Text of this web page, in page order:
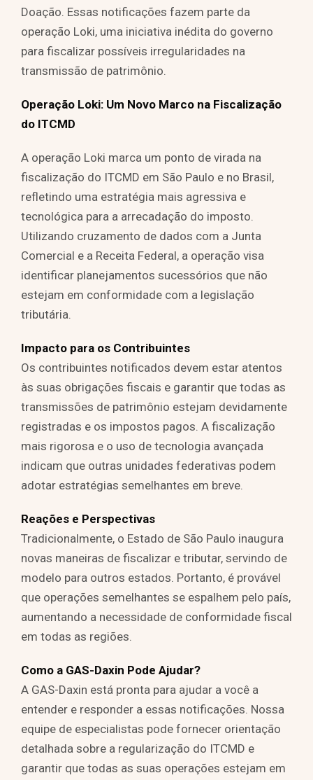
Doação. Essas notificações fazem parte da
operação Loki, uma iniciativa inédita do governo
para fiscalizar possíveis irregularidades na
transmissão de patrimônio.
Operação Loki: Um Novo Marco na Fiscalização
do ITCMD
A operação Loki marca um ponto de virada na
fiscalização do ITCMD em São Paulo e no Brasil,
refletindo uma estratégia mais agressiva e
tecnológica para a arrecadação do imposto.
Utilizando cruzamento de dados com a Junta
Comercial e a Receita Federal, a operação visa
identificar planejamentos sucessórios que não
estejam em conformidade com a legislação
tributária.
Impacto para os Contribuintes
Os contribuintes notificados devem estar atentos
às suas obrigações fiscais e garantir que todas as
transmissões de patrimônio estejam devidamente
registradas e os impostos pagos. A fiscalização
mais rigorosa e o uso de tecnologia avançada
indicam que outras unidades federativas podem
adotar estratégias semelhantes em breve.
Reações e Perspectivas
Tradicionalmente, o Estado de São Paulo inaugura
novas maneiras de fiscalizar e tributar, servindo de
modelo para outros estados. Portanto, é provável
que operações semelhantes se espalhem pelo país,
aumentando a necessidade de conformidade fiscal
em todas as regiões.
Como a GAS-Daxin Pode Ajudar?
A GAS-Daxin está pronta para ajudar a você a
entender e responder a essas notificações. Nossa
equipe de especialistas pode fornecer orientação
detalhada sobre a regularização do ITCMD e
garantir que todas as suas operações estejam em